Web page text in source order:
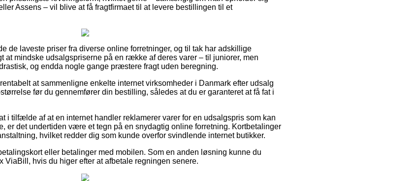
Assens – vil blive at få fragtfirmaet til at levere bestillingen til et
de laveste priser fra diverse online forretninger, og til tak har adskillige
at mindske udsalgspriserne på en række af deres varer – til juniorer, men
og endda nogle gange præstere fragt uden beregning.
at sammenligne enkelte internet virksomheder i Danmark efter udsalg
før du gennemfører din bestilling, således at du er garanteret at få fat i
i tilfælde af at en internet handler reklamerer varer for en udsalgspris som kan
er det undertiden være et tegn på en snydagtig online forretning. Kortbetalinger
hvilket redder dig som kunde overfor svindlende internet butikker.
eller betalinger med mobilen. Som en anden løsning kunne du
ViaBill, hvis du higer efter at afbetale regningen senere.